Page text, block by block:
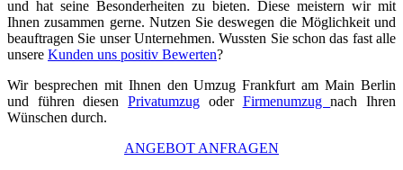
und hat seine Besonderheiten zu bieten. Diese meistern wir mit
Ihnen zusammen gerne. Nutzen Sie deswegen die Möglichkeit und
beauftragen Sie unser Unternehmen. Wussten Sie schon das fast alle
unsere Kunden uns positiv Bewerten?
Wir besprechen mit Ihnen den Umzug Frankfurt am Main Berlin
und führen diesenPrivatumzug oder Firmenumzugnach Ihren
Wünschen durch.
ANGEBOT ANFRAGEN